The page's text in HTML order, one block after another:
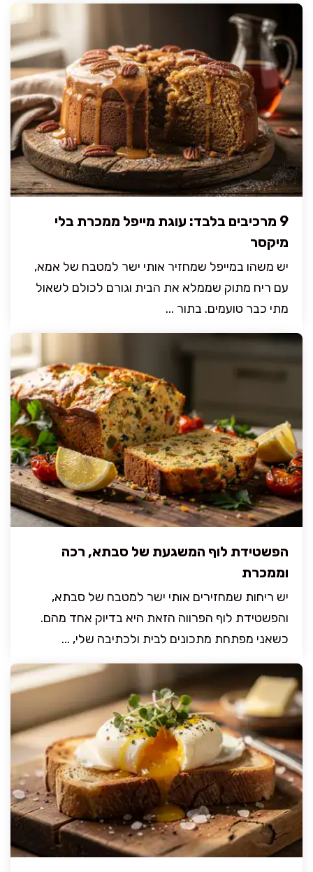
9 מרכיבים בלבד: עוגת מייפל ממכרת בלי
מיקסר
יש משהו במייפל שמחזיר אותי ישר למטבח של אמא,
עם ריח מתוק שממלא את הבית וגורם לכולם לשאול
מתי כבר טועמים. בתור ...
הפשטידת לוף המשגעת של סבתא, רכה
וממכרת
יש ריחות שמחזירים אותי ישר למטבח של סבתא,
והפשטידת לוף הפרווה הזאת היא בדיוק אחד מהם.
כשאני מפתחת מתכונים לבית ולכתיבה שלי, ...